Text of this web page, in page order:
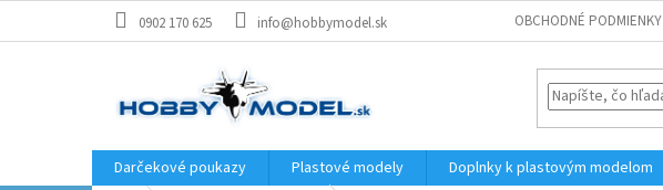
0902 170 625 info@hobbymodel.sk OBCHODNÉ PODMIENKY
Darčekové poukazy Plastové modely Doplnky k plastovým modelom